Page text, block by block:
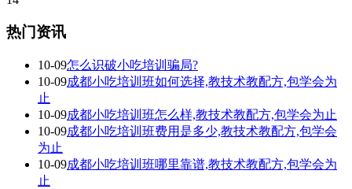
热门资讯
10-09怎么识破小吃培训骗局?
10-09成都小吃培训班如何选择,教技术教配方,包学会为
止
10-09成都小吃培训班怎么样,教技术教配方,包学会为止
10-09成都小吃培训班费用是多少,教技术教配方,包学会
为止
10-09成都小吃培训班哪里靠谱,教技术教配方,包学会为
止